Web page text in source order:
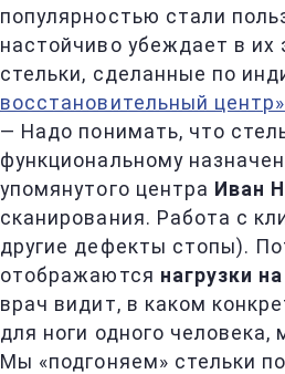
популярностью стали
настойчиво убеждает в
стельки, сделанные по
восстановительный центр»
— Надо понимать, что
функциональному
упомянутого центра Иван
сканирования. Работа с
другие дефекты стопы).
отображаются нагрузки
врач видит, в каком
для ноги одного
Мы «подгоняем» стельки